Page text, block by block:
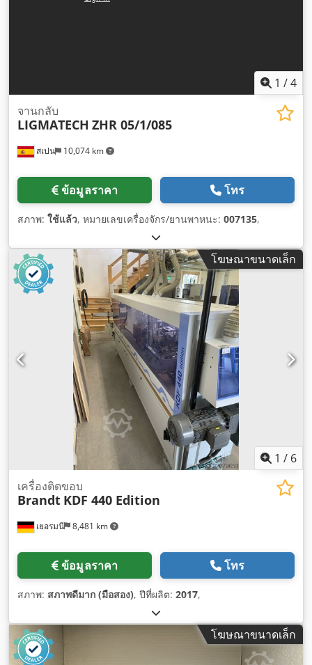
1 /4
สเปน 10,074 km
จานกลับ
LIGMATECH ZHR 05/1/085
ข้อมูลราคา โทร
สภาพ: ใช้แล้ว, หมายเลขเครื่องจักร/ยานพาหนะ: 007135,
โฆษณาขนาดเล็ก
1 / 6
เยอรมนี 8,481 km
เครื่องติดขอบ
Brandt KDF 440 Edition
ข้อมูลราคา โทร
สภาพ: สภาพดีมาก (มือสอง), ปีที่ผลิต: 2017,
โฆษณาขนาดเล็ก